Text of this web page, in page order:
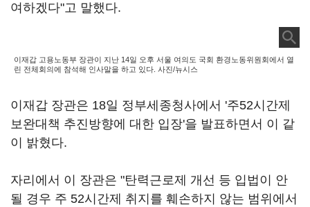
여하겠다"고 말했다.
이재갑 고용노동부 장관이 지난 14일 오후 서울 여의도 국회 환경노동위원회에서 열
린 전체회의에 참석해 인사말을 하고 있다. 사진/뉴시스
이재갑 장관은 18일 정부세종청사에서 '주52시간제
보완대책 추진방향에 대한 입장'을 발표하면서 이 같
이 밝혔다.
자리에서 이 장관은 "탄력근로제 개선 등 입법이 안
될 경우 주 52시간제 취지를 훼손하지 않는 범위에서